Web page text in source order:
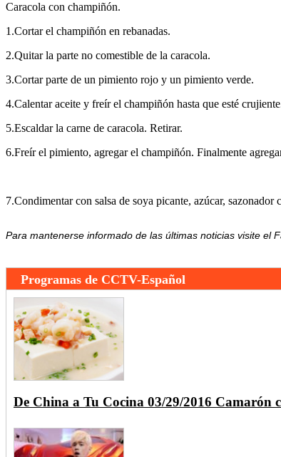
Caracola con champiñón.
1.Cortar el champiñón en rebanadas.
2.Quitar la parte no comestible de la caracola.
3.Cortar parte de un pimiento rojo y un pimiento verde.
4.Calentar aceite y freír el champiñón hasta que esté
5.Escaldar la carne de caracola. Retirar.
6.Freír el pimiento, agregar el champiñón. Finalmente
7.Condimentar con salsa de soya picante, azúcar,
Para mantenerse informado de las últimas noticias visite el
Programas de CCTV-Español
De China a Tu Cocina 03/29/2016 Camarón